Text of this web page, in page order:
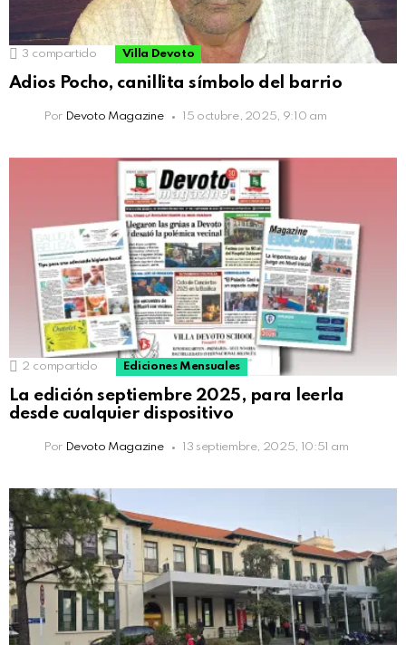
3 compartido Villa Devoto
Adios Pocho, canillita símbolo del barrio
Por Devoto Magazine 15 octubre, 2025, 9:10 am
2 compartido Ediciones Mensuales
La edición septiembre 2025, para leerla
desde cualquier dispositivo
Por Devoto Magazine 13 septiembre, 2025, 10:51 am